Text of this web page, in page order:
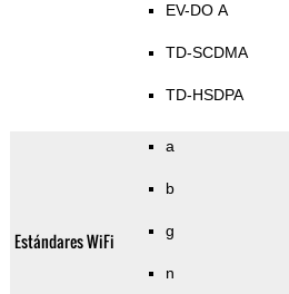
EV-DO A
TD-SCDMA
TD-HSDPA
Estándares WiFi
a
b
g
n